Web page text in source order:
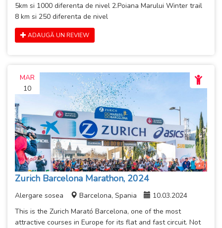
5km si 1000 diferenta de nivel 2.Poiana Marului Winter trail
8 km si 250 diferenta de nivel
ADAUGĂ UN REVIEW
MAR
10
Zurich Barcelona Marathon, 2024
Alergare sosea Barcelona, Spania
10.03.2024
This is the Zurich Marató Barcelona, one of the most
attractive courses in Europe for its flat and fast circuit. Not